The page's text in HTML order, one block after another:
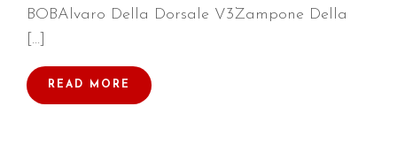
Durchmarsch und Urlaubsgefühle
BOBAlvaro Della Dorsale V3Zampone Della
[…]
READ MORE